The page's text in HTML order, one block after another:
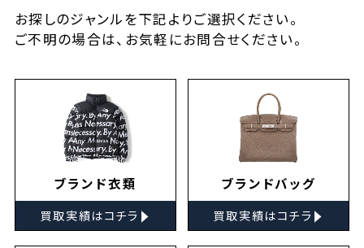
お探しのジャンルを下記よりご選択ください。
ご不明の場合は、お気軽にお問合せください。
ブランド衣類
買取実績はコチラ ▸
ブランドバッグ
買取実績はコチラ ▸